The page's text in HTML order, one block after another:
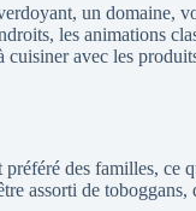
un domaine,
les animations
avec les
des familles,
assorti de